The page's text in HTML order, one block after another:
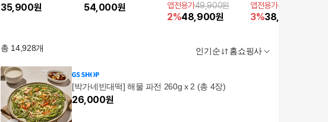
35,900원
4장+해물4장+고기4장)
54,000원
심이소스) + 감자호박
전2팩
앱전용가49,900원
2%48,900원
횡성한우사골곰탕2팩)
앱전용가39,900원
3%38,900
총 14,928개 인기순 홈쇼핑사
[박가네빈대떡] 해물 파전 260g x 2 (총 4장)
26,000원